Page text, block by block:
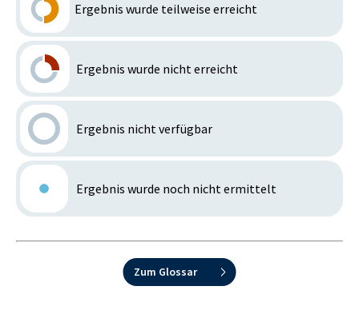
Ergebnis wurde teilweise erreicht
Ergebnis wurde nicht erreicht
Ergebnis nicht verfügbar
Ergebnis wurde noch nicht ermittelt
Zum Glossar